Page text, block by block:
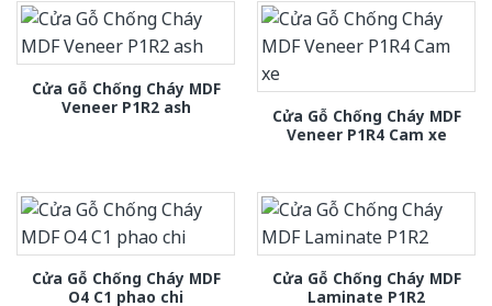
Cửa Gỗ Chống Cháy MDF
Veneer P1R2 ash
Cửa Gỗ Chống Cháy MDF
Veneer P1R4 Cam xe
Cửa Gỗ Chống Cháy MDF
O4 C1 phao chi
Cửa Gỗ Chống Cháy MDF
Laminate P1R2